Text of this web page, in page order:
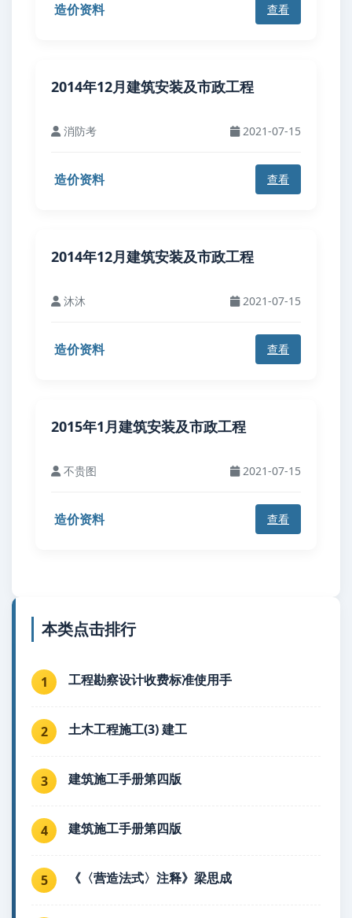
造价资料 查看
2014年12月建筑安装及市政工程
消防考 2021-07-15
造价资料 查看
2014年12月建筑安装及市政工程
沐沐 2021-07-15
造价资料 查看
2015年1月建筑安装及市政工程
不贵图 2021-07-15
造价资料 查看
本类点击排行
1 工程勘察设计收费标准使用手
2 土木工程施工(3) 建工
3 建筑施工手册第四版
4 建筑施工手册第四版
5 《〈营造法式〉注释》梁思成